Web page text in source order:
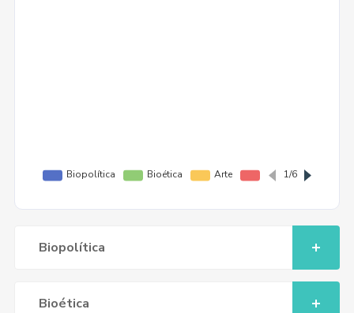
Biopolítica
Bioética